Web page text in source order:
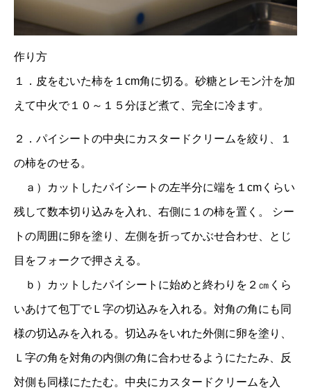
作り方
１．皮をむいた柿を１cm角に切る。砂糖とレモン汁を加
えて中火で１０～１５分ほど煮て、完全に冷ます。
２．パイシートの中央にカスタードクリームを絞り、１
の柿をのせる。
ａ）カットしたパイシートの左半分に端を１cmくらい
残して数本切り込みを入れ、右側に１の柿を置く。 シー
トの周囲に卵を塗り、左側を折ってかぶせ合わせ、とじ
目をフォークで押さえる。
ｂ）カットしたパイシートに始めと終わりを２㎝くら
いあけて包丁でＬ字の切込みを入れる。対角の角にも同
様の切込みを入れる。切込みをいれた外側に卵を塗り、
Ｌ字の角を対角の内側の角に合わせるようにたたみ、反
対側も同様にたたむ。中央にカスタードクリームを入